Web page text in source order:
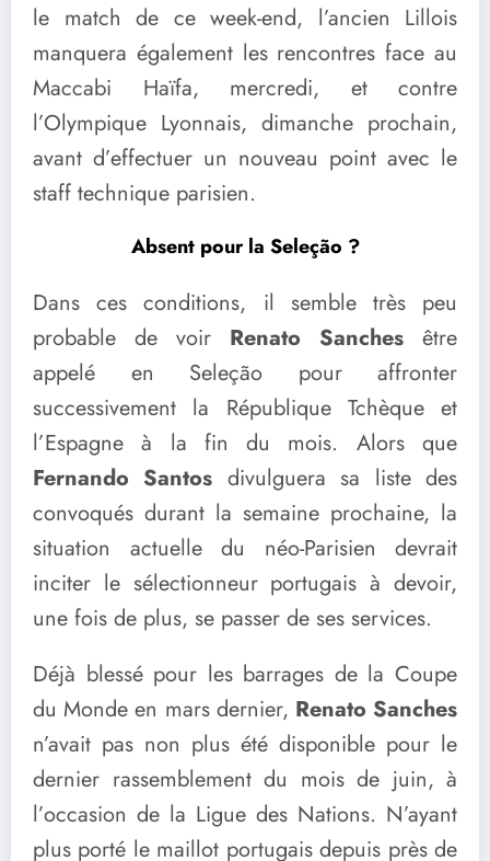
le match de ce week-end, l’ancien Lillois
manquera également les rencontres face au
Maccabi Haïfa, mercredi, et contre
l’Olympique Lyonnais, dimanche prochain,
avant d’effectuer un nouveau point avec le
staff technique parisien.
Absent pour la Seleção ?
Dans ces conditions, il semble très peu
probable de voir Renato Sanches être
appelé en Seleção pour affronter
successivement la République Tchèque et
l’Espagne à la fin du mois. Alors que
Fernando Santos divulguera sa liste des
convoqués durant la semaine prochaine, la
situation actuelle du néo-Parisien devrait
inciter le sélectionneur portugais à devoir,
une fois de plus, se passer de ses services.
Déjà blessé pour les barrages de la Coupe
du Monde en mars dernier, Renato Sanches
n’avait pas non plus été disponible pour le
dernier rassemblement du mois de juin, à
l’occasion de la Ligue des Nations. N’ayant
plus porté le maillot portugais depuis près de